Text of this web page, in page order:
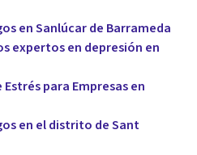
en Sanlúcar de Barrameda
expertos en depresión en
para Empresas en
en el distrito de Sant